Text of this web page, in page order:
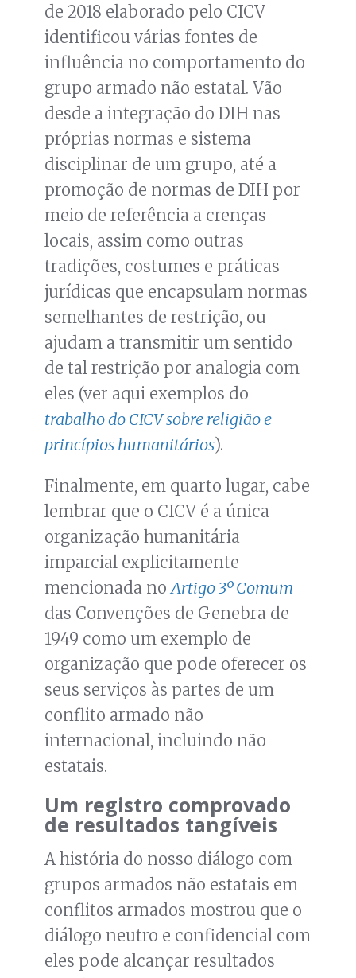
de 2018 elaborado pelo CICV
identificou várias fontes de
influência no comportamento do
grupo armado não estatal. Vão
desde a integração do DIH nas
próprias normas e sistema
disciplinar de um grupo, até a
promoção de normas de DIH por
meio de referência a crenças
locais, assim como outras
tradições, costumes e práticas
jurídicas que encapsulam normas
semelhantes de restrição, ou
ajudam a transmitir um sentido
de tal restrição por analogia com
eles (ver aqui exemplos do
trabalho do CICV sobre religião e
princípios humanitários).
Finalmente, em quarto lugar, cabe
lembrar que o CICV é a única
organização humanitária
imparcial explicitamente
mencionada no Artigo 3º Comum
das Convenções de Genebra de
1949 como um exemplo de
organização que pode oferecer os
seus serviços às partes de um
conflito armado não
internacional, incluindo não
estatais.
Um registro comprovado
de resultados tangíveis
A história do nosso diálogo com
grupos armados não estatais em
conflitos armados mostrou que o
diálogo neutro e confidencial com
eles pode alcançar resultados